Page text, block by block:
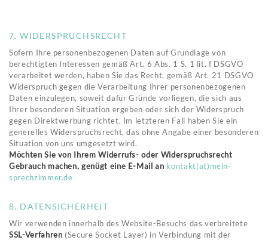
7. WIDERSPRUCHSRECHT
Sofern Ihre personenbezogenen Daten auf Grundlage von
berechtigten Interessen gemäß Art. 6 Abs. 1 S. 1 lit. f DSGVO
verarbeitet werden, haben Sie das Recht, gemäß Art. 21 DSGVO
Widerspruch gegen die Verarbeitung Ihrer personenbezogenen
Daten einzulegen, soweit dafür Gründe vorliegen, die sich aus
Ihrer besonderen Situation ergeben oder sich der Widerspruch
gegen Direktwerbung richtet. Im letzteren Fall haben Sie ein
generelles Widerspruchsrecht, das ohne Angabe einer besonderen
Situation von uns umgesetzt wird.
Möchten Sie von Ihrem Widerrufs- oder Widerspruchsrecht
Gebrauch machen, genügt eine E-Mail an kontakt(at)mein-
sprechzimmer.de
8. DATENSICHERHEIT
Wir verwenden innerhalb des Website-Besuchs das verbreitete
SSL-Verfahren (Secure Socket Layer) in Verbindung mit der